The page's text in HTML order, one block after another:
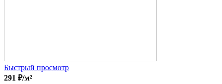
Быстрый просмотр
291 ₽/м²